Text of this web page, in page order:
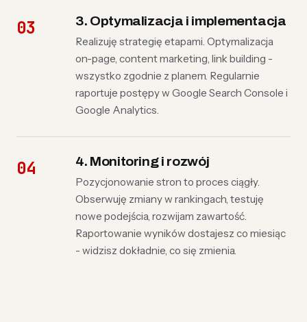
3. Optymalizacja i implementacja
Realizuję strategię etapami. Optymalizacja
on-page, content marketing, link building -
wszystko zgodnie z planem. Regularnie
raportuje postępy w Google Search Console i
Google Analytics.
4. Monitoring i rozwój
Pozycjonowanie stron to proces ciągły.
Obserwuję zmiany w rankingach, testuję
nowe podejścia, rozwijam zawartość.
Raportowanie wyników dostajesz co miesiąc
- widzisz dokładnie, co się zmienia.